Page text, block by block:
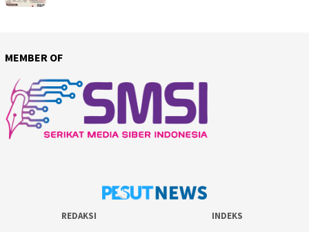
MEMBER OF
REDAKSI
INDEKS